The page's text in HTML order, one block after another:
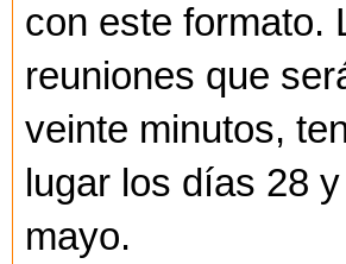
con este formato.
reuniones que
veinte minutos,
lugar los días 28
mayo.